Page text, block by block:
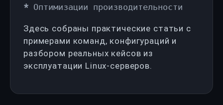
Оптимизации производительности
Здесь собраны практические статьи с
примерами команд, конфигураций и
разбором реальных кейсов из
эксплуатации Linux-серверов.